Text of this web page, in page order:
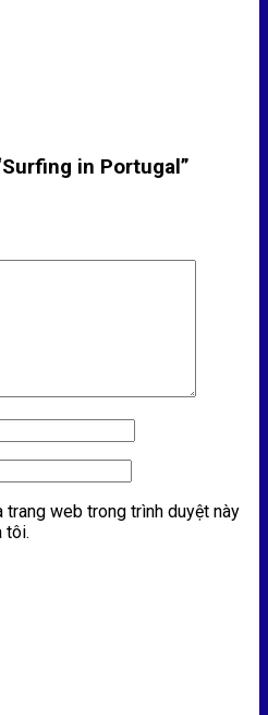
in Portugal”
trang web trong trình duyệt này
tôi.